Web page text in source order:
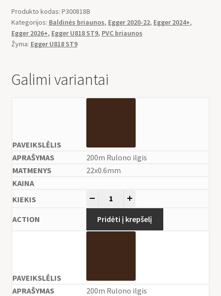
Produkto kodas: P300818B
Kategorijos: Baldinės briaunos, Egger 2020-22, Egger 2024+,
Egger 2026+, Egger U818 ST9, PVC briaunos
Žyma: Egger U818 ST9
Galimi variantai
200m Rulono ilgis
22x0.6mm
Pridėti į krepšelį
200m Rulono ilgis